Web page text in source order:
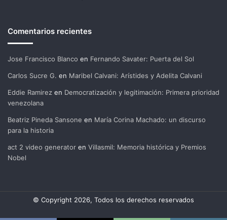
Comentarios recientes
Jose Francisco Blanco en Fernando Savater: Puerta del Sol
Carlos Sucre G. en Maribel Calvani: Arístides y Adelita Calvani
Eddie Ramirez en Democratización y legitimación: Primera prioridad
venezolana
Beatriz Pineda Sansone en María Corina Machado: un discurso
para la historia
act 2 video generator en Villasmil: Memoria histórica y Premios
Nobel
© Copyright 2026, Todos los derechos reservados